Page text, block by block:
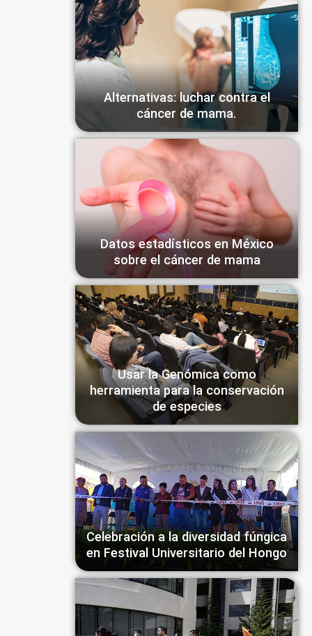
Alternativas: luchar contra el
cáncer de mama.
Datos estadísticos en México
sobre el cáncer de mama
Usar la Genómica como
herramienta para la conservación
de especies
Celebración a la diversidad fúngica
en Festival Universitario del Hongo